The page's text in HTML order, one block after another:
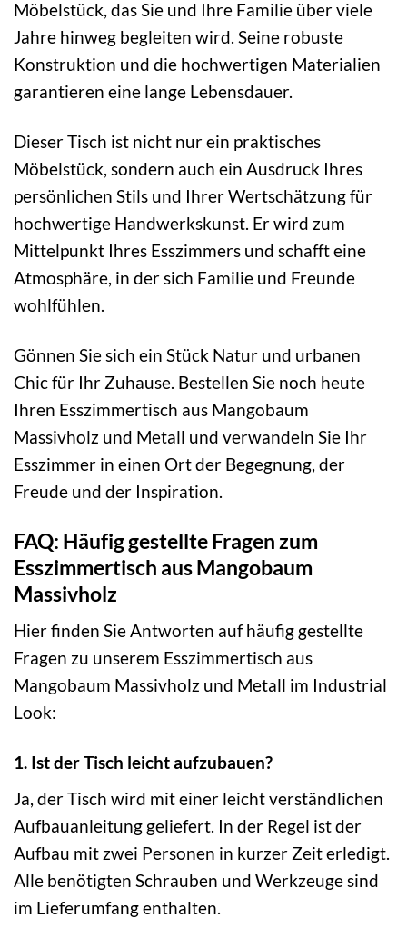
Möbelstück, das Sie und Ihre Familie über viele
Jahre hinweg begleiten wird. Seine robuste
Konstruktion und die hochwertigen Materialien
garantieren eine lange Lebensdauer.
Dieser Tisch ist nicht nur ein praktisches
Möbelstück, sondern auch ein Ausdruck Ihres
persönlichen Stils und Ihrer Wertschätzung für
hochwertige Handwerkskunst. Er wird zum
Mittelpunkt Ihres Esszimmers und schafft eine
Atmosphäre, in der sich Familie und Freunde
wohlfühlen.
Gönnen Sie sich ein Stück Natur und urbanen
Chic für Ihr Zuhause. Bestellen Sie noch heute
Ihren Esszimmertisch aus Mangobaum
Massivholz und Metall und verwandeln Sie Ihr
Esszimmer in einen Ort der Begegnung, der
Freude und der Inspiration.
FAQ: Häufig gestellte Fragen zum
Esszimmertisch aus Mangobaum
Massivholz
Hier finden Sie Antworten auf häufig gestellte
Fragen zu unserem Esszimmertisch aus
Mangobaum Massivholz und Metall im Industrial
Look:
1. Ist der Tisch leicht aufzubauen?
Ja, der Tisch wird mit einer leicht verständlichen
Aufbauanleitung geliefert. In der Regel ist der
Aufbau mit zwei Personen in kurzer Zeit erledigt.
Alle benötigten Schrauben und Werkzeuge sind
im Lieferumfang enthalten.